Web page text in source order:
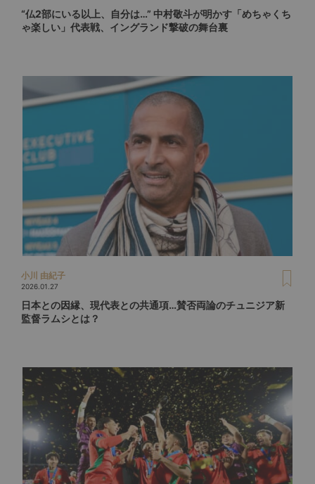
“仏2部にいる以上、自分は…” 中村敬斗が明かす「めちゃくち
ゃ楽しい」代表戦、イングランド撃破の舞台裏
小川 由紀子
2026.01.27
日本との因縁、現代表との共通項…賛否両論のチュニジア新
監督ラムシとは？